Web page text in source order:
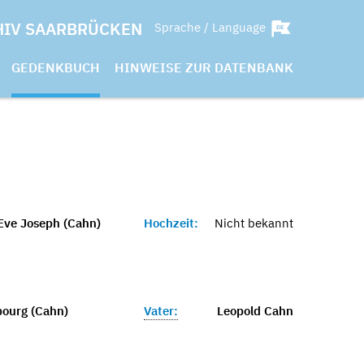
SAARBRÜCKEN Sprache / Language
GEDENKBUCH HINWEISE ZUR DATENBANK
Joseph (Cahn) Hochzeit: Nicht bekannt
(Cahn) Vater: Leopold Cahn